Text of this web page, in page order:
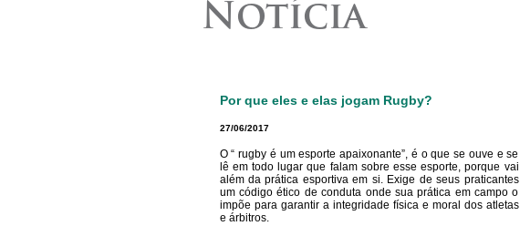
Notícia
Por que eles e elas jogam Rugby?
27/06/2017
O “ rugby é um esporte apaixonante”, é o que se ouve e se
lê em todo lugar que falam sobre esse esporte, porque vai
além da prática esportiva em si. Exige de seus praticantes
um código ético de conduta onde sua prática em campo o
impõe para garantir a integridade física e moral dos atletas
e árbitros.